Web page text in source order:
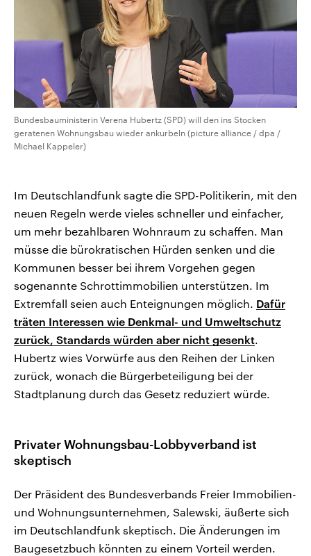
Bundesbauministerin Verena Hubertz (SPD) will den ins Stocken
geratenen Wohnungsbau wieder ankurbeln (picture alliance / dpa /
Michael Kappeler)
Im Deutschlandfunk sagte die SPD-Politikerin, mit den
neuen Regeln werde vieles schneller und einfacher,
um mehr bezahlbaren Wohnraum zu schaffen. Man
müsse die bürokratischen Hürden senken und die
Kommunen besser bei ihrem Vorgehen gegen
sogenannte Schrottimmobilien unterstützen. Im
Extremfall seien auch Enteignungen möglich. Dafür
träten Interessen wie Denkmal- und Umweltschutz
zurück, Standards würden aber nicht gesenkt.
Hubertz wies Vorwürfe aus den Reihen der Linken
zurück, wonach die Bürgerbeteiligung bei der
Stadtplanung durch das Gesetz reduziert würde.
Privater Wohnungsbau-Lobbyverband ist
skeptisch
Der Präsident des Bundesverbands Freier Immobilien-
und Wohnungsunternehmen, Salewski, äußerte sich
im Deutschlandfunk skeptisch. Die Änderungen im
Baugesetzbuch könnten zu einem Vorteil werden.